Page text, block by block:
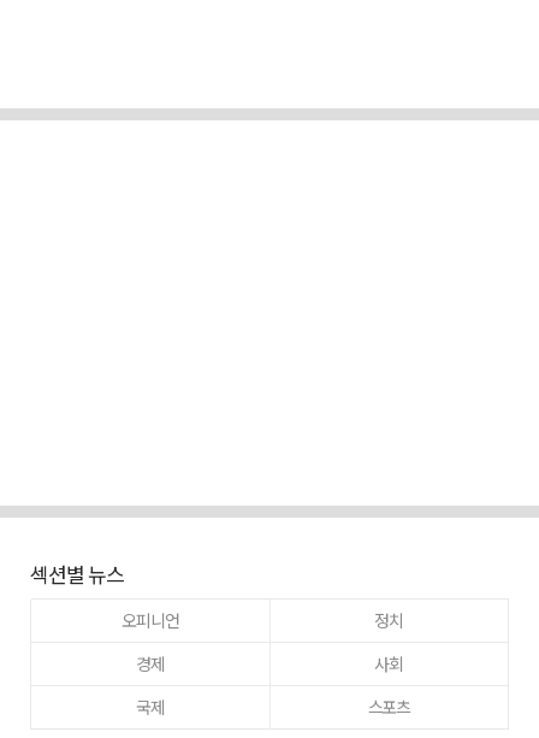
섹션별 뉴스
오피니언
정치
경제
사회
국제
스포츠